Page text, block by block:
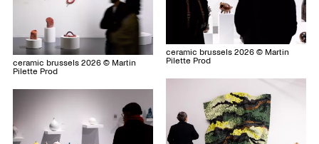
ceramic brussels 2026 © Martin
Pilette Prod
ceramic brussels 2026 © Martin
Pilette Prod